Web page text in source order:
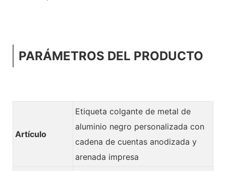
PARÁMETROS DEL PRODUCTO
Artículo
Etiqueta colgante de metal de
aluminio negro personalizada con
cadena de cuentas anodizada y
arenada impresa